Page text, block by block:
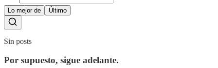
Lo mejor de Último
Sin posts
Por supuesto, sigue adelante.